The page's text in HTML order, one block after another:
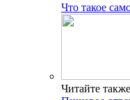
Что такое
Читайте